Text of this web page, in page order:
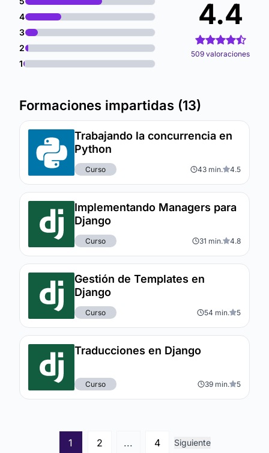
4.4
509 valoraciones
4
3
2
1
Formaciones impartidas (13)
Trabajando la concurrencia en
Python
Curso 43 min. 4.5
Implementando Managers para
Django
Curso 31 min. 4.8
Gestión de Templates en
Django
Curso 54 min. 5
Traducciones en Django
Curso 39 min. 5
1 2 ... 4 Siguiente